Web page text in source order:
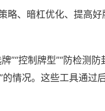
略、暗杠优化、提高
”“控制牌型”“防检测防
的情况。这些工具通过